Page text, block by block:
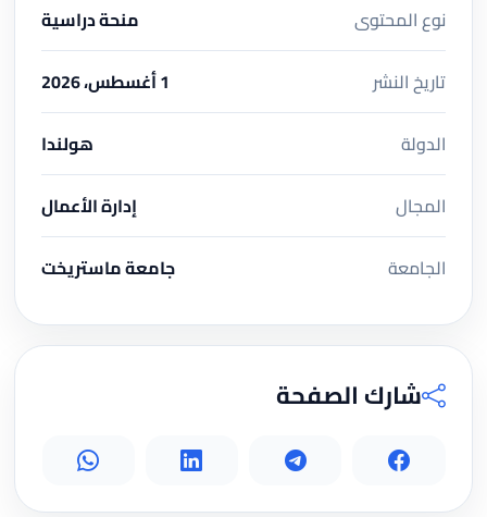
نوع المحتوى
منحة دراسية
تاريخ النشر
1 أغسطس، 2026
الدولة
هولندا
المجال
إدارة الأعمال
الجامعة
جامعة ماستريخت
شارك الصفحة